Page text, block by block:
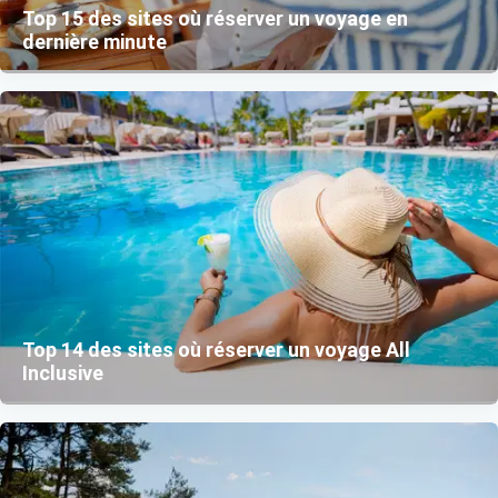
Top 15 des sites où réserver un voyage en
dernière minute
Top 14 des sites où réserver un voyage All
Inclusive